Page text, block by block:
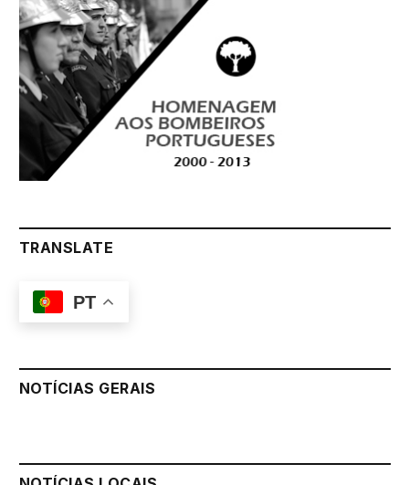
TRANSLATE
PT
NOTÍCIAS GERAIS